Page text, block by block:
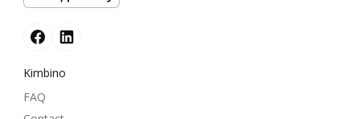
Kimbino
FAQ